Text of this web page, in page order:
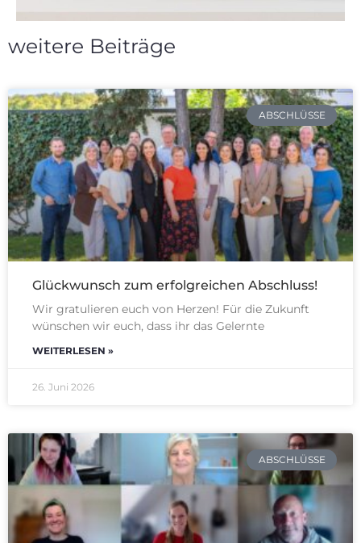
weitere Beiträge
ABSCHLÜSSE
Glückwunsch zum erfolgreichen Abschluss!
Wir gratulieren euch von Herzen! Für die Zukunft
wünschen wir euch, dass ihr das Gelernte
WEITERLESEN »
26. Juni 2026
ABSCHLÜSSE